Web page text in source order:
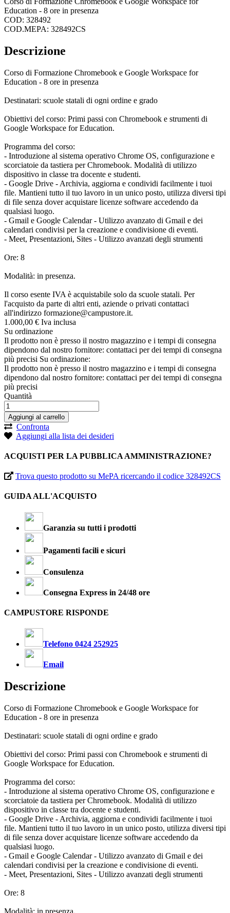
Education - 8 ore in presenza
COD: 328492
COD.MEPA: 328492CS
Descrizione
Corso di Formazione Chromebook e Google Workspace for
Education - 8 ore in presenza
Destinatari: scuole statali di ogni ordine e grado
Obiettivi del corso: Primi passi con Chromebook e strumenti di
Google Workspace for Education.
Programma del corso:
- Introduzione al sistema operativo Chrome OS, configurazione e
scorciatoie da tastiera per Chromebook. Modalità di utilizzo
dispositivo in classe tra docente e studenti.
- Google Drive - Archivia, aggiorna e condividi facilmente i tuoi
file. Mantieni tutto il tuo lavoro in un unico posto, utilizza diversi tipi
di file senza dover acquistare licenze software accedendo da
qualsiasi luogo.
- Gmail e Google Calendar - Utilizzo avanzato di Gmail e dei
calendari condivisi per la creazione e condivisione di eventi.
- Meet, Presentazioni, Sites - Utilizzo avanzati degli strumenti
Ore: 8
Modalità: in presenza.
Il corso esente IVA è acquistabile solo da scuole statali. Per
l'acquisto da parte di altri enti, aziende o privati contattaci
all'indirizzo formazione@campustore.it.
1.000,00 € Iva inclusa
Su ordinazione
Il prodotto non è presso il nostro magazzino e i tempi di consegna
dipendono dal nostro fornitore: contattaci per dei tempi di consegna
più precisi Su ordinazione:
Il prodotto non è presso il nostro magazzino e i tempi di consegna
dipendono dal nostro fornitore: contattaci per dei tempi di consegna
più precisi
Quantità
Aggiungi al carrello
Confronta
Aggiungi alla lista dei desideri
ACQUISTI PER LA PUBBLICA AMMINISTRAZIONE?
Trova questo prodotto su MePA ricercando il codice 328492CS
GUIDA ALL'ACQUISTO
Garanzia su tutti i prodotti
Pagamenti facili e sicuri
Consulenza
Consegna Express in 24/48 ore
CAMPUSTORE RISPONDE
Telefono 0424 252925
Email
Descrizione
Corso di Formazione Chromebook e Google Workspace for
Education - 8 ore in presenza
Destinatari: scuole statali di ogni ordine e grado
Obiettivi del corso: Primi passi con Chromebook e strumenti di
Google Workspace for Education.
Programma del corso:
- Introduzione al sistema operativo Chrome OS, configurazione e
scorciatoie da tastiera per Chromebook. Modalità di utilizzo
dispositivo in classe tra docente e studenti.
- Google Drive - Archivia, aggiorna e condividi facilmente i tuoi
file. Mantieni tutto il tuo lavoro in un unico posto, utilizza diversi tipi
di file senza dover acquistare licenze software accedendo da
qualsiasi luogo.
- Gmail e Google Calendar - Utilizzo avanzato di Gmail e dei
calendari condivisi per la creazione e condivisione di eventi.
- Meet, Presentazioni, Sites - Utilizzo avanzati degli strumenti
Ore: 8
Modalità: in presenza.